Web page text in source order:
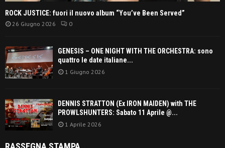
ROCK JUSTICE: fuori il nuovo album “You’ve Been Served”
26 Giugno 2026 0
GENESIS – ONE NIGHT WITH THE ORCHESTRA: sono
quattro le date italiane...
1 Giugno 2026
DENNIS STRATTON (Ex IRON MAIDEN) with THE
PROWLSHUNTERS: Sabato 11 Aprile @...
1 Aprile 2026